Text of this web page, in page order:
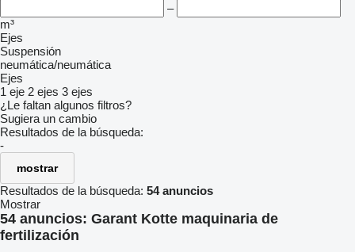
–
m³
Ejes
Suspensión
neumática/neumática
Ejes
1 eje 2 ejes 3 ejes
¿Le faltan algunos filtros?
Sugiera un cambio
Resultados de la búsqueda:
-
mostrar
Resultados de la búsqueda: 54 anuncios
Mostrar
54 anuncios: Garant Kotte maquinaria de
fertilización